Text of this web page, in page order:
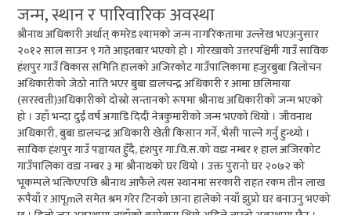
जन्म, स्थान र पारिवारिक अवस्था
श्रीनाथ अधिकारी अर्थात् कमरेड श्यामको जन्म नागरिकतामा उल्लेख भएअनुसार
२०१२ साल साउन ९ गते आइतबार भएको हो । गोरखाको उत्तरपश्चिमी गाउँ साविक
हंशपुर गाउँ विकास समिति हालको अजिरकोट गाउँपालिकामा हजुरबुबा त्रिलोचन
अधिकारीको जेठो नाति भएर बुबा डालचन्द्र अधिकारी र आमा छलिमाया
(सरस्वती)अधिकारीको दोस्रो सन्तानको रूपमा श्रीनाथ अधिकारीको जन्म भएको
हो । उहाँ भन्दा दुई वर्ष अगाडि दिदी नेत्रकुमारीको जन्म भएको थियो । जीवनाथ
अधिकारी, बुबा डालचन्द्र अधिकारी खेती किसान गर्ने, भैसी पाल्ने गर्नु हुन्थ्यो ।
साविक हंशपुर गाउँ पञ्चायत हुँदै, हंशपुर गा.वि.स.को वडा नम्बर १ हाल अजिरकोट
गाउँपालिका वडा नम्बर ३ मा श्रीनाथको घर थियो । उक्त पुरानो घर २०७२ को
भूकम्पले भत्किएपछि श्रीनाथ आफैले त्यस स्थानमा सरकारी राहत रकम तीन लाख
रूपैयाँ र आपूmले समेत श्रम गरेर टिनको छाना हालेको नयाँ झुप्रो घर बनाउनु भएको